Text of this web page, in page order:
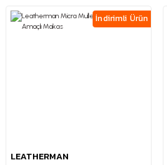
İndirimli Ürün
LEATHERMAN